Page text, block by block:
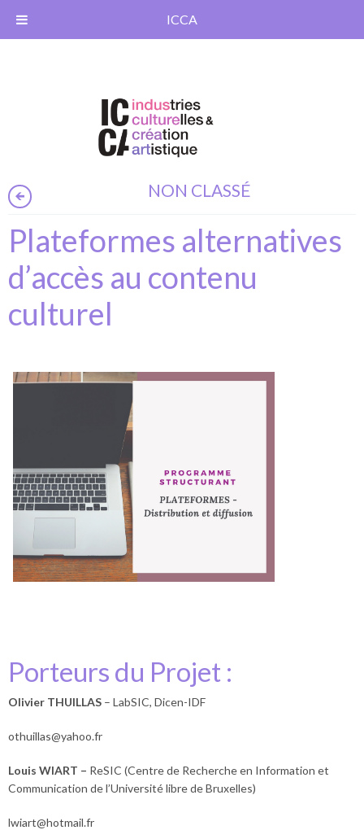
NON CLASSÉ
Plateformes alternatives
d’accès au contenu
culturel
Porteurs du Projet :
Olivier THUILLAS – LabSIC, Dicen-IDF
othuillas@yahoo.fr
Louis WIART – ReSIC (Centre de Recherche en Information et
Communication de l’Université libre de Bruxelles)
lwiart@hotmail.fr
ICCA